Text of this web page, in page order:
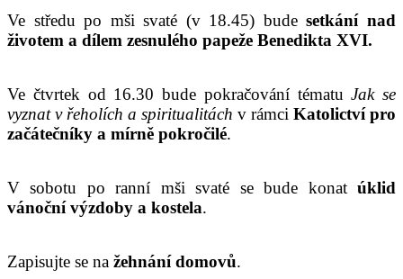
Ve středu po mši svaté (v 18.45) budesetkání nad
životem a dílem zesnulého papeže Benedikta XVI.
Ve čtvrtek od 16.30 bude pokračování tématuJak se
vyznat v řeholích a spiritualitách v rámci Katolictví pro
začátečníky a mírně pokročilé.
V sobotu po ranní mši svaté se bude konat úklid
vánoční výzdoby a kostela.
Zapisujte se na žehnání domovů.